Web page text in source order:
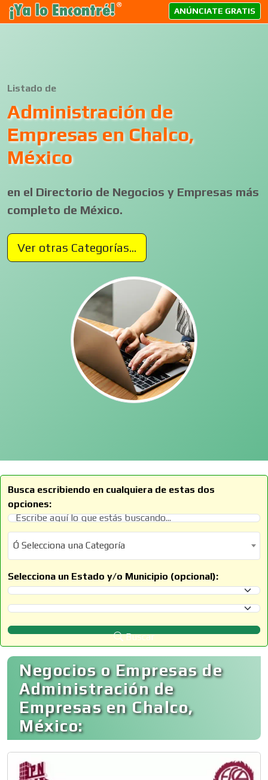
ANÚNCIATE GRATIS
Listado de
Administración de
Empresas en Chalco,
México
en el Directorio de Negocios y Empresas más
completo de México.
Ver otras Categorías...
Busca escribiendo en cualquiera de estas dos
opciones:
Ó Selecciona una Categoría
Ó Selecciona una Categoría
Selecciona un Estado y/o Municipio (opcional):
Selecciona un Estado
Selecciona un Municipio
Buscar
Negocios o Empresas de
Administración de
Empresas en Chalco,
México: